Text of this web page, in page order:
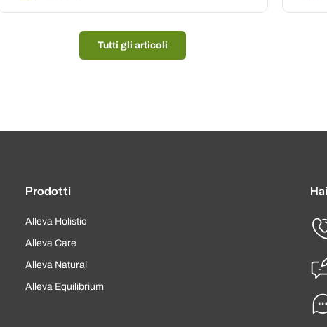
Tutti gli articoli
Prodotti
Alleva Holistic
Alleva Care
Alleva Natural
Alleva Equilibrium